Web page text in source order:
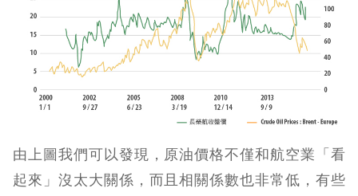
由上圖我們可以發現，原油價格不僅和航空業「看
起來」沒太大關係，而且相關係數也非常低，有些